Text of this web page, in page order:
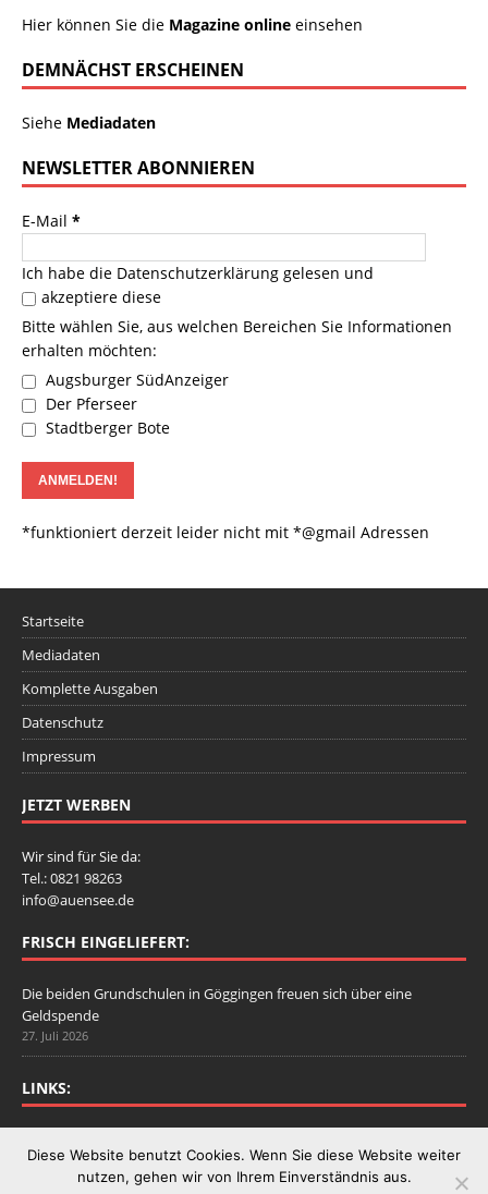
Hier können Sie die Magazine online einsehen
DEMNÄCHST ERSCHEINEN
Siehe Mediadaten
NEWSLETTER ABONNIEREN
E-Mail *
Ich habe die Datenschutzerklärung gelesen und
akzeptiere diese
Bitte wählen Sie, aus welchen Bereichen Sie Informationen
erhalten möchten:
Augsburger SüdAnzeiger
Der Pferseer
Stadtberger Bote
*funktioniert derzeit leider nicht mit *@gmail Adressen
Startseite
Mediadaten
Komplette Ausgaben
Datenschutz
Impressum
JETZT WERBEN
Wir sind für Sie da:
Tel.: 0821 98263
info@auensee.de
FRISCH EINGELIEFERT:
Die beiden Grundschulen in Göggingen freuen sich über eine
Geldspende
27. Juli 2026
LINKS:
Diese Website benutzt Cookies. Wenn Sie diese Website weiter
nutzen, gehen wir von Ihrem Einverständnis aus.